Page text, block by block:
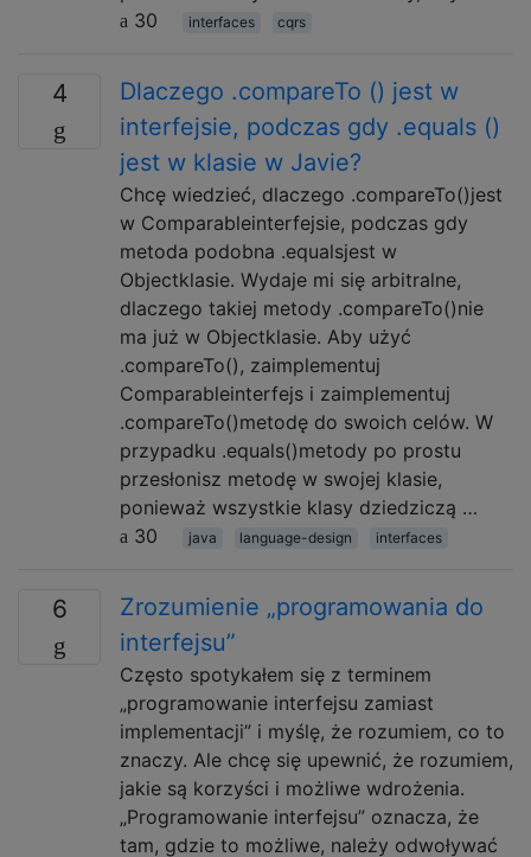
30
interfaces cqrs
4
Dlaczego .compareTo () jest w
interfejsie, podczas gdy .equals ()
jest w klasie w Javie?
Chcę wiedzieć, dlaczego .compareTo()jest
w Comparableinterfejsie, podczas gdy
metoda podobna .equalsjest w
Objectklasie. Wydaje mi się arbitralne,
dlaczego takiej metody .compareTo()nie
ma już w Objectklasie. Aby użyć
.compareTo(), zaimplementuj
Comparableinterfejs i zaimplementuj
.compareTo()metodę do swoich celów. W
przypadku .equals()metody po prostu
przesłonisz metodę w swojej klasie,
ponieważ wszystkie klasy dziedziczą …
30
java language-design interfaces
6
Zrozumienie „programowania do
interfejsu”
Często spotykałem się z terminem
„programowanie interfejsu zamiast
implementacji” i myślę, że rozumiem, co to
znaczy. Ale chcę się upewnić, że rozumiem,
jakie są korzyści i możliwe wdrożenia.
„Programowanie interfejsu” oznacza, że ​​
tam, gdzie to możliwe, należy odwoływać